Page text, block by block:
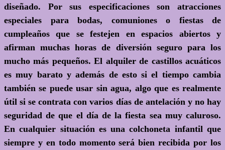
diseñado. Por sus especificaciones son atracciones
especiales para bodas, comuniones o fiestas de
cumpleaños que se festejen en espacios abiertos y
afirman muchas horas de diversión seguro para los
mucho más pequeños. El alquiler de castillos acuáticos
es muy barato y además de esto si el tiempo cambia
también se puede usar sin agua, algo que es realmente
útil si se contrata con varios días de antelación y no hay
seguridad de que el día de la fiesta sea muy caluroso.
En cualquier situación es una colchoneta infantil que
siempre y en todo momento será bien recibida por los